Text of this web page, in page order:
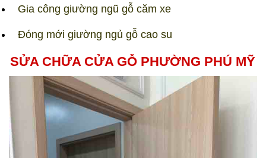
Gia công giường ngũ gỗ căm xe
Đóng mới giường ngủ gỗ cao su
SỬA CHỮA CỬA GỖ PHƯỜNG PHÚ MỸ